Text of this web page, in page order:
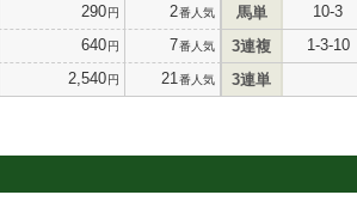
290円 2番人気
640円 7番人気
2,540円 21 番人気
馬単 10-3
3連複 1-3-10
3連単